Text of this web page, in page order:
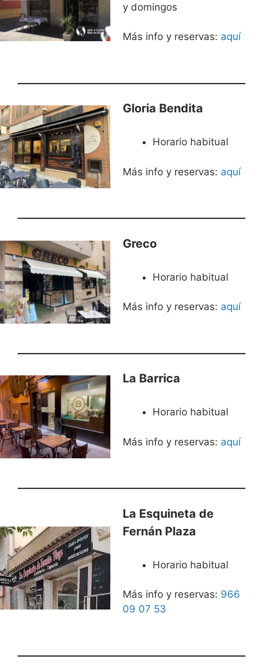
y domingos
Más info y reservas: aquí
Gloria Bendita
Horario habitual
Más info y reservas: aquí
Greco
Horario habitual
Más info y reservas: aquí
La Barrica
Horario habitual
Más info y reservas: aquí
La Esquineta de
Fernán Plaza
Horario habitual
Más info y reservas: 966
09 07 53